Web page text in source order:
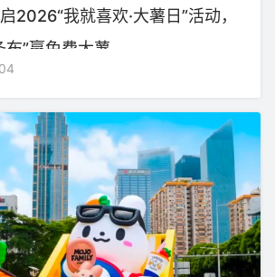
2026“我就喜欢·大薯日”活动，
布”赢免费大薯